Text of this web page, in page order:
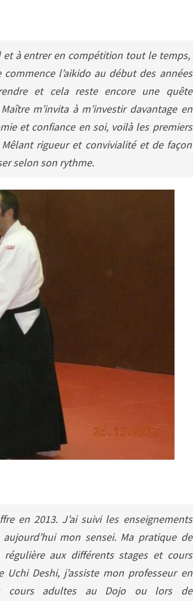
à entrer en compétition tout le temps,
l’aikido au début des années
et cela reste encore une quête
m’invita à m’investir davantage en
et confiance en soi, voilà les premiers
rigueur et convivialité et de façon
selon son rythme.
en 2013. J’ai suivi les enseignements
mon sensei. Ma pratique de
aux différents stages et cours
Deshi, j’assiste mon professeur en
cours adultes au Dojo ou lors de